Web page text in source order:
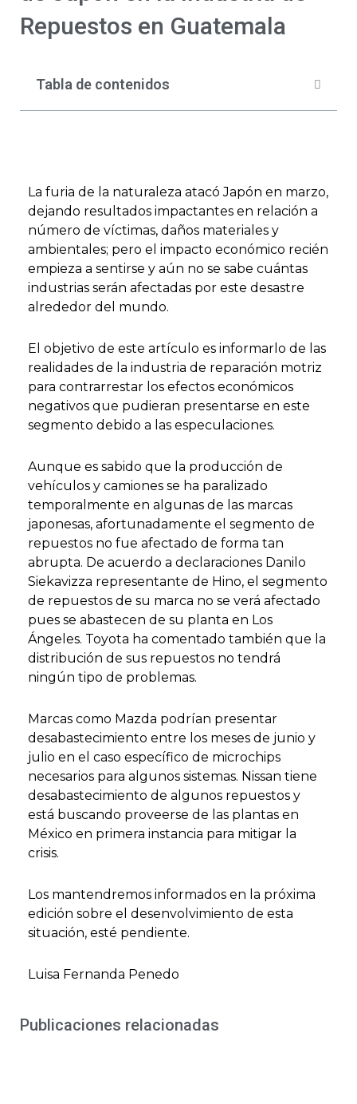
Repuestos en Guatemala
Tabla de contenidos
La furia de la naturaleza atacó Japón en marzo,
dejando resultados impactantes en relación a
número de víctimas, daños materiales y
ambientales; pero el impacto económico recién
empieza a sentirse y aún no se sabe cuántas
industrias serán afectadas por este desastre
alrededor del mundo.
El objetivo de este artículo es informarlo de las
realidades de la industria de reparación motriz
para contrarrestar los efectos económicos
negativos que pudieran presentarse en este
segmento debido a las especulaciones.
Aunque es sabido que la producción de
vehículos y camiones se ha paralizado
temporalmente en algunas de las marcas
japonesas, afortunadamente el segmento de
repuestos no fue afectado de forma tan
abrupta. De acuerdo a declaraciones Danilo
Siekavizza representante de Hino, el segmento
de repuestos de su marca no se verá afectado
pues se abastecen de su planta en Los
Ángeles. Toyota ha comentado también que la
distribución de sus repuestos no tendrá
ningún tipo de problemas.
Marcas como Mazda podrían presentar
desabastecimiento entre los meses de junio y
julio en el caso específico de microchips
necesarios para algunos sistemas. Nissan tiene
desabastecimiento de algunos repuestos y
está buscando proveerse de las plantas en
México en primera instancia para mitigar la
crisis.
Los mantendremos informados en la próxima
edición sobre el desenvolvimiento de esta
situación, esté pendiente.
Luisa Fernanda Penedo
Publicaciones relacionadas